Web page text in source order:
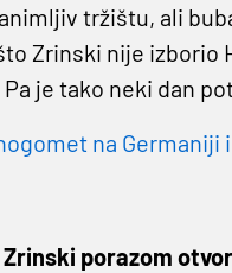
tržištu, ali
Zrinski nije izborio
je tako neki dan
na Germaniji
Zrinski porazom